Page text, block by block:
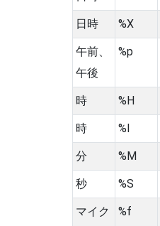
日時 %X
午前、
午後
%p
時 %H
時 %I
分 %M
秒 %S
マイク %f